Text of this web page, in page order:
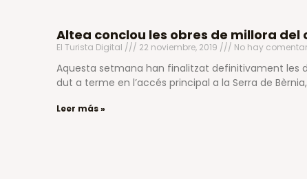
Altea conclou les obres de millora del
El Turista Digital 22 noviembre, 2019 No hay
Aquesta setmana han finalitzat definitivament les
dut a terme en l’accés principal a la Serra de
Leer más »